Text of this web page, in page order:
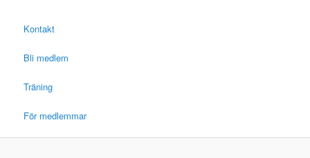
Kontakt
Bli medlem
Träning
För medlemmar